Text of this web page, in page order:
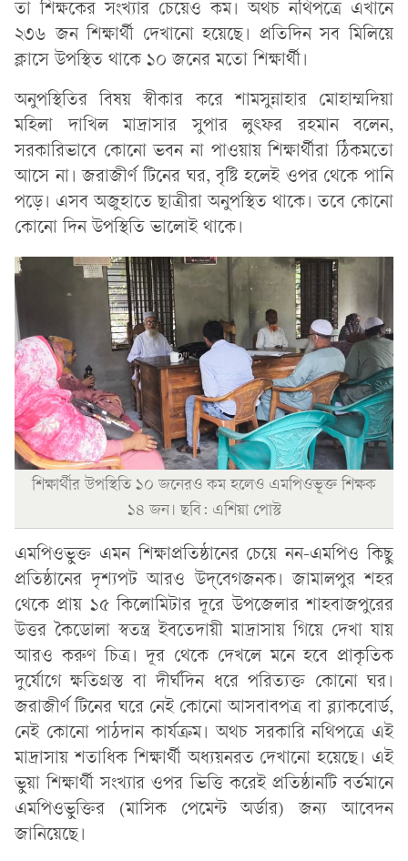
তা শিক্ষকের সংখ্যার চেয়েও কম। অথচ নথিপত্রে এখানে
২৩৬ জন শিক্ষার্থী দেখানো হয়েছে। প্রতিদিন সব মিলিয়ে
ক্লাসে উপস্থিত থাকে ১০ জনের মতো শিক্ষার্থী।
অনুপস্থিতির বিষয় স্বীকার করে শামসুন্নাহার মোহাম্মদিয়া
মহিলা দাখিল মাদ্রাসার সুপার লুৎফর রহমান বলেন,
সরকারিভাবে কোনো ভবন না পাওয়ায় শিক্ষার্থীরা ঠিকমতো
আসে না। জরাজীর্ণ টিনের ঘর, বৃষ্টি হলেই ওপর থেকে পানি
পড়ে। এসব অজুহাতে ছাত্রীরা অনুপস্থিত থাকে। তবে কোনো
কোনো দিন উপস্থিতি ভালোই থাকে।
শিক্ষার্থীর উপস্থিতি ১০ জনেরও কম হলেও এমপিওভূক্ত শিক্ষক
১৪ জন। ছবি: এশিয়া পোস্ট
এমপিওভুক্ত এমন শিক্ষাপ্রতিষ্ঠানের চেয়ে নন-এমপিও কিছু
প্রতিষ্ঠানের দৃশ্যপট আরও উদ্‌বেগজনক। জামালপুর শহর
থেকে প্রায় ১৫ কিলোমিটার দূরে উপজেলার শাহবাজপুরের
উত্তর কৈডোলা স্বতন্ত্র ইবতেদায়ী মাদ্রাসায় গিয়ে দেখা যায়
আরও করুণ চিত্র। দূর থেকে দেখলে মনে হবে প্রাকৃতিক
দুর্যোগে ক্ষতিগ্রস্ত বা দীর্ঘদিন ধরে পরিত্যক্ত কোনো ঘর।
জরাজীর্ণ টিনের ঘরে নেই কোনো আসবাবপত্র বা ব্ল্যাকবোর্ড,
নেই কোনো পাঠদান কার্যক্রম। অথচ সরকারি নথিপত্রে এই
মাদ্রাসায় শতাধিক শিক্ষার্থী অধ্যয়নরত দেখানো হয়েছে। এই
ভুয়া শিক্ষার্থী সংখ্যার ওপর ভিত্তি করেই প্রতিষ্ঠানটি বর্তমানে
এমপিওভুক্তির (মাসিক পেমেন্ট অর্ডার) জন্য আবেদন
জানিয়েছে।